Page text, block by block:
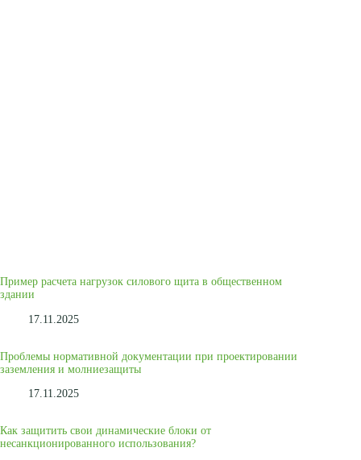
Пример расчета нагрузок силового щита в общественном
здании
17.11.2025
Проблемы нормативной документации при проектировании
заземления и молниезащиты
17.11.2025
Как защитить свои динамические блоки от
несанкционированного использования?